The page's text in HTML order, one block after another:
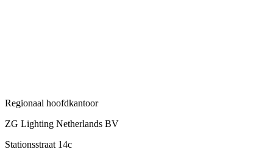
Regionaal hoofdkantoor
ZG Lighting Netherlands BV
Stationsstraat 14c